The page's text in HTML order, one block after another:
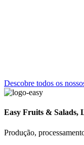
Descobre todos os
Easy Fruits & Salads,
Produção,